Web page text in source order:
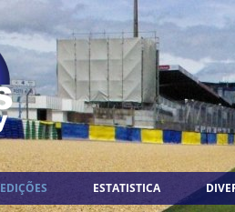
EDIÇÕES ESTATISTICA